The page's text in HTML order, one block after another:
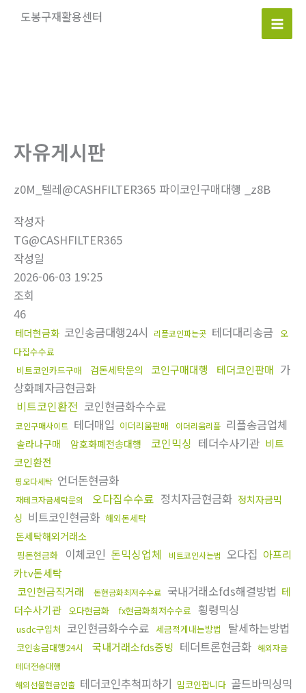
도봉구재활용센터
Main
자유게시판
z0M_텔레@CASHFILTER365 파이코인구매대행 _z8B
작성자
TG@CASHFILTER365
작성일
2026-06-03 19:25
조회
46
테더현금화 코인송금대행24시 리플코인파는곳 테더대리송금 오
다집수수료
비트코인카드구매
검돈세탁문의 코인구매대행 테더코인판매 가
상화폐자금현금화
비트코인환전 코인현금화수수료
코인구매사이트 테더매입 이더리움판매 이더리움리플 리플송금업체
솔라나구매 암호화폐전송대행 코인믹싱 테더수사기관 비트
코인환전
핑오다세탁 언더돈현금화
재테크자금세탁문의 오다집수수료 정치자금현금화 정치자금믹
싱 비트코인현금화 해외돈세탁
돈세탁해외거래소
핑돈현금화 이체코인 돈믹싱업체 비트코인사는법 오다집 아프리
카tv돈세탁
코인현금직거래
돈현금화최저수수료 국내거래소fds해결방법 테
더수사기관 오다현금화 fx현금화최저수수료 횡령믹싱
usdc구입처 코인현금화수수료 세금적게내는방법 탈세하는방법
코인송금대행24시 국내거래소fds증빙 테더트론현금화 해외자금
테더전송대행
해외선물현금인출 테더코인추척피하기 밈코인팝니다 골드바믹싱믹